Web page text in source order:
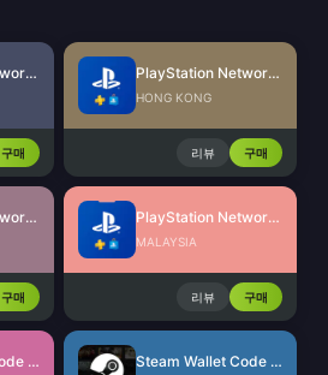
PlayStation Network Card (US)
구매
PlayStation Network Card (HK)
HONG KONG
리뷰 구매
PlayStation Network Card (SG)
구매
PlayStation Network Card (MY)
MALAYSIA
리뷰 구매
Steam Wallet Code (MYR) Steam Wallet Code (IDR)